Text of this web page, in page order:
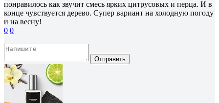
понравилось как звучит смесь ярких цитрусовых и перца. И в
конце чувствуется дерево. Супер вариант на холодную погоду
и на весну!
0 0
Отправить